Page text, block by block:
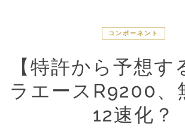
コンポーネント
【特許から予想す
ラエースR9200、
12速化？